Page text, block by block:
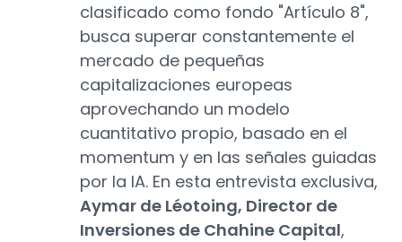
clasificado como fondo "Artículo 8",
busca superar constantemente el
mercado de pequeñas
capitalizaciones europeas
aprovechando un modelo
cuantitativo propio, basado en el
momentum y en las señales guiadas
por la IA. En esta entrevista exclusiva,
Aymar de Léotoing, Director de
Inversiones de Chahine Capital,